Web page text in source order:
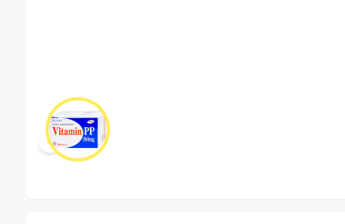
Scroll left